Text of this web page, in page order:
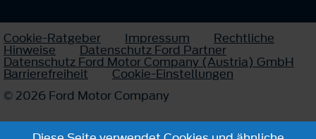
Cookie-Ratgeber Impressum Rechtliche
Hinweise Datenschutz Ford Partner
Datenschutz Ford Motor Company (Austria) GmbH
Barrierefreiheit
Cookie-Einstellungen
© 2026 Ford Motor Company